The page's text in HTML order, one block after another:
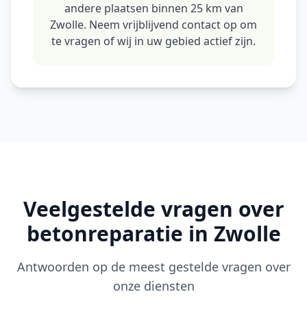
andere plaatsen binnen 25 km van
Zwolle. Neem vrijblijvend contact op om
te vragen of wij in uw gebied actief zijn.
Veelgestelde vragen over
betonreparatie in Zwolle
Antwoorden op de meest gestelde vragen over
onze diensten